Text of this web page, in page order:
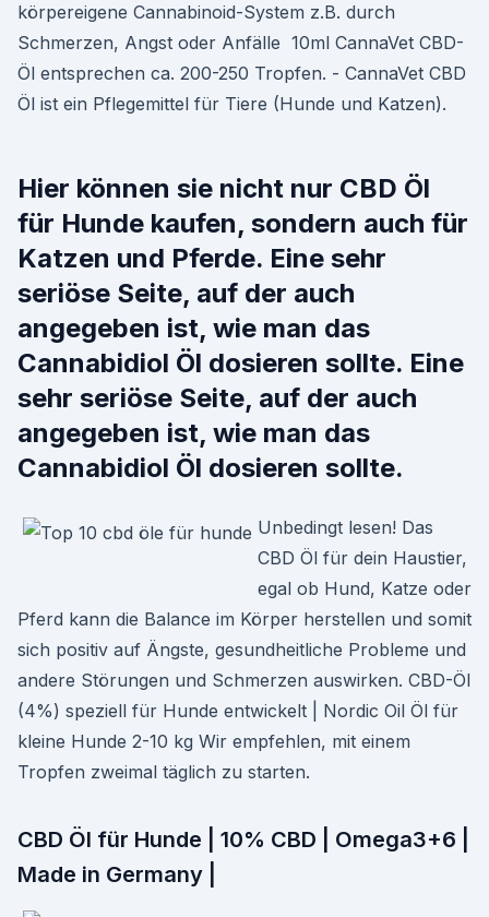
körpereigene Cannabinoid-System z.B. durch
Schmerzen, Angst oder Anfälle 10ml CannaVet CBD-
Öl entsprechen ca. 200-250 Tropfen. - CannaVet CBD
Öl ist ein Pflegemittel für Tiere (Hunde und Katzen).
Hier können sie nicht nur CBD Öl
für Hunde kaufen, sondern auch für
Katzen und Pferde. Eine sehr
seriöse Seite, auf der auch
angegeben ist, wie man das
Cannabidiol Öl dosieren sollte. Eine
sehr seriöse Seite, auf der auch
angegeben ist, wie man das
Cannabidiol Öl dosieren sollte.
Unbedingt lesen! Das
CBD Öl für dein Haustier,
egal ob Hund, Katze oder
Pferd kann die Balance im Körper herstellen und somit
sich positiv auf Ängste, gesundheitliche Probleme und
andere Störungen und Schmerzen auswirken. CBD-Öl
(4%) speziell für Hunde entwickelt | Nordic Oil Öl für
kleine Hunde 2-10 kg Wir empfehlen, mit einem
Tropfen zweimal täglich zu starten.
CBD Öl für Hunde | 10% CBD | Omega3+6 |
Made in Germany |